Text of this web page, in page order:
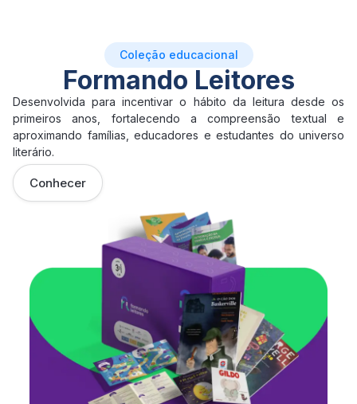
Coleção educacional
Formando Leitores
Desenvolvida para incentivar o hábito da leitura desde os
primeiros anos, fortalecendo a compreensão textual e
aproximando famílias, educadores e estudantes do universo
literário.
Conhecer